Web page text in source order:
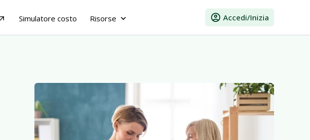
arrow_outward Simulatore costo Risorse keyboard_arrow_down account_circle Accedi/Inizia